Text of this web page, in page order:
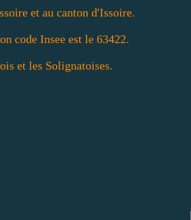
et au canton d'Issoire.
code Insee est le 63422.
et les Solignatoises.